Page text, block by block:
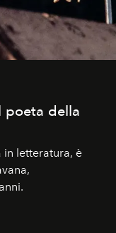
poeta della
in letteratura, è